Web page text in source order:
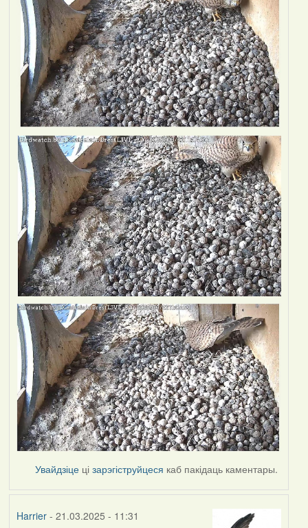
Увайдзіце цізарэгіструйцеся каб пакідаць каментары.
Harrier- 21.03.2025 - 11:31